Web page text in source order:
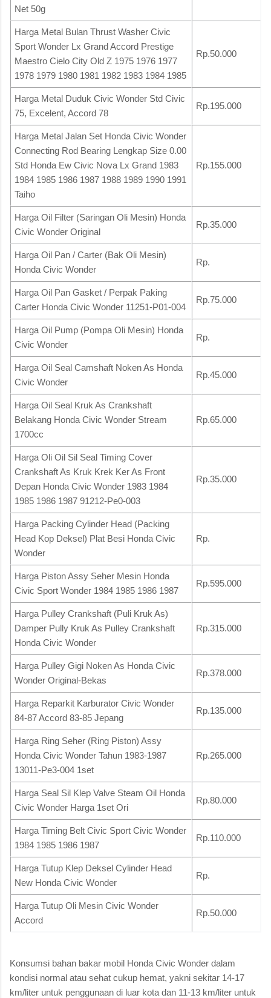
Net 50g
Harga Metal Bulan Thrust Washer Civic
Sport Wonder Lx Grand Accord Prestige
Maestro Cielo City Old Z 1975 1976 1977
1978 1979 1980 1981 1982 1983 1984 1985
Rp.50.000
Harga Metal Duduk Civic Wonder Std Civic
75, Excelent, Accord 78
Rp.195.000
Harga Metal Jalan Set Honda Civic Wonder
Connecting Rod Bearing Lengkap Size 0.00
Std Honda Ew Civic Nova Lx Grand 1983
1984 1985 1986 1987 1988 1989 1990 1991
Taiho
Rp.155.000
Harga Oil Filter (Saringan Oli Mesin) Honda
Civic Wonder Original
Rp.35.000
Harga Oil Pan / Carter (Bak Oli Mesin)
Honda Civic Wonder
Rp.
Harga Oil Pan Gasket / Perpak Paking
Carter Honda Civic Wonder 11251-P01-004
Rp.75.000
Harga Oil Pump (Pompa Oli Mesin) Honda
Civic Wonder
Rp.
Harga Oil Seal Camshaft Noken As Honda
Civic Wonder
Rp.45.000
Harga Oil Seal Kruk As Crankshaft
Belakang Honda Civic Wonder Stream
1700cc
Rp.65.000
Harga Oli Oil Sil Seal Timing Cover
Crankshaft As Kruk Krek Ker As Front
Depan Honda Civic Wonder 1983 1984
1985 1986 1987 91212-Pe0-003
Rp.35.000
Harga Packing Cylinder Head (Packing
Head Kop Deksel) Plat Besi Honda Civic
Wonder
Rp.
Harga Piston Assy Seher Mesin Honda
Civic Sport Wonder 1984 1985 1986 1987
Rp.595.000
Harga Pulley Crankshaft (Puli Kruk As)
Damper Pully Kruk As Pulley Crankshaft
Honda Civic Wonder
Rp.315.000
Harga Pulley Gigi Noken As Honda Civic
Wonder Original-Bekas
Rp.378.000
Harga Reparkit Karburator Civic Wonder
84-87 Accord 83-85 Jepang
Rp.135.000
Harga Ring Seher (Ring Piston) Assy
Honda Civic Wonder Tahun 1983-1987
13011-Pe3-004 1set
Rp.265.000
Harga Seal Sil Klep Valve Steam Oil Honda
Civic Wonder Harga 1set Ori
Rp.80.000
Harga Timing Belt Civic Sport Civic Wonder
1984 1985 1986 1987
Rp.110.000
Harga Tutup Klep Deksel Cylinder Head
New Honda Civic Wonder
Rp.
Harga Tutup Oli Mesin Civic Wonder
Accord
Rp.50.000
Konsumsi bahan bakar mobil Honda Civic Wonder dalam
kondisi normal atau sehat cukup hemat, yakni sekitar 14-17
km/liter untuk penggunaan di luar kota dan 11-13 km/liter untuk